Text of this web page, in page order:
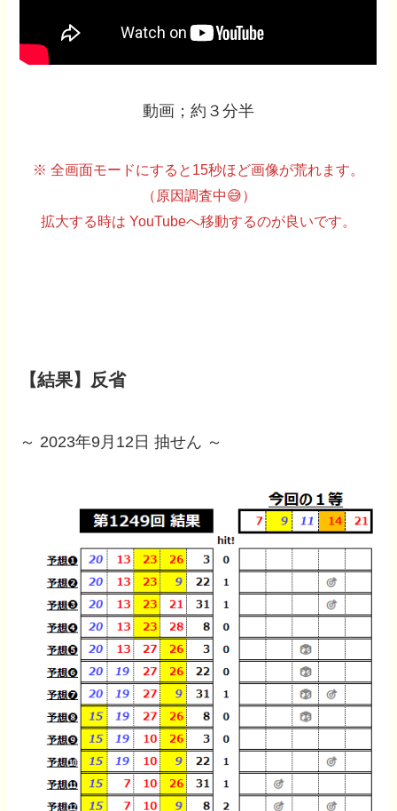
動画；約３分半
※ 全画面モードにすると15秒ほど画像が荒れます。
（原因調査中😅）
拡大する時は YouTubeへ移動するのが良いです。
【結果】反省
～ 2023年9月12日 抽せん ～